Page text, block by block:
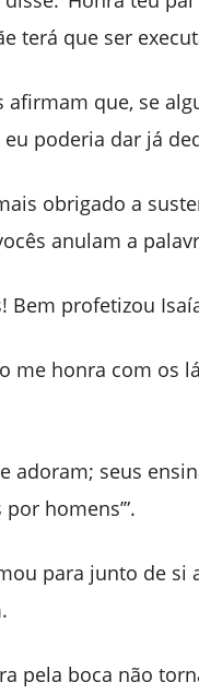
terá que ser
afirmam que, se
poderia dar já
obrigado a
anulam a
Bem profetizou
me honra com os
adoram; seus
homens’”.
para junto de si
pela boca não